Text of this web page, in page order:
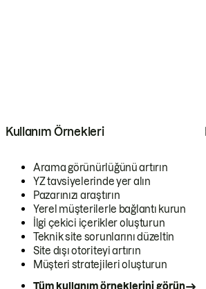
Kullanım Örnekleri
Arama görünürlüğünü artırın
YZ tavsiyelerinde yer alın
Pazarınızı araştırın
Yerel müşterilerle bağlantı kurun
İlgi çekici içerikler oluşturun
Teknik site sorunlarını düzeltin
Site dışı otoriteyi artırın
Müşteri stratejileri oluşturun
Tüm kullanım örneklerini görün